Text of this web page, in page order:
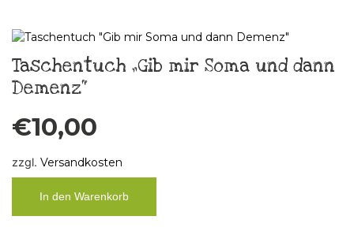
Taschentuch „Gib mir Soma und dann
Demenz“
€10,00
zzgl. Versandkosten
In den Warenkorb